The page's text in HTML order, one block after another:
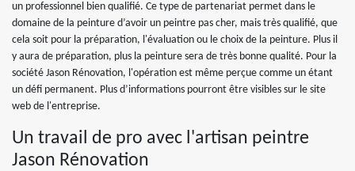
un professionnel bien qualifié. Ce type de partenariat permet dans le
domaine de la peinture d’avoir un peintre pas cher, mais très qualifié, que
cela soit pour la préparation, l'évaluation ou le choix de la peinture. Plus il
y aura de préparation, plus la peinture sera de très bonne qualité. Pour la
société Jason Rénovation, l'opération est même perçue comme un étant
un défi permanent. Plus d’informations pourront être visibles sur le site
web de l'entreprise.
Un travail de pro avec l'artisan peintre
Jason Rénovation